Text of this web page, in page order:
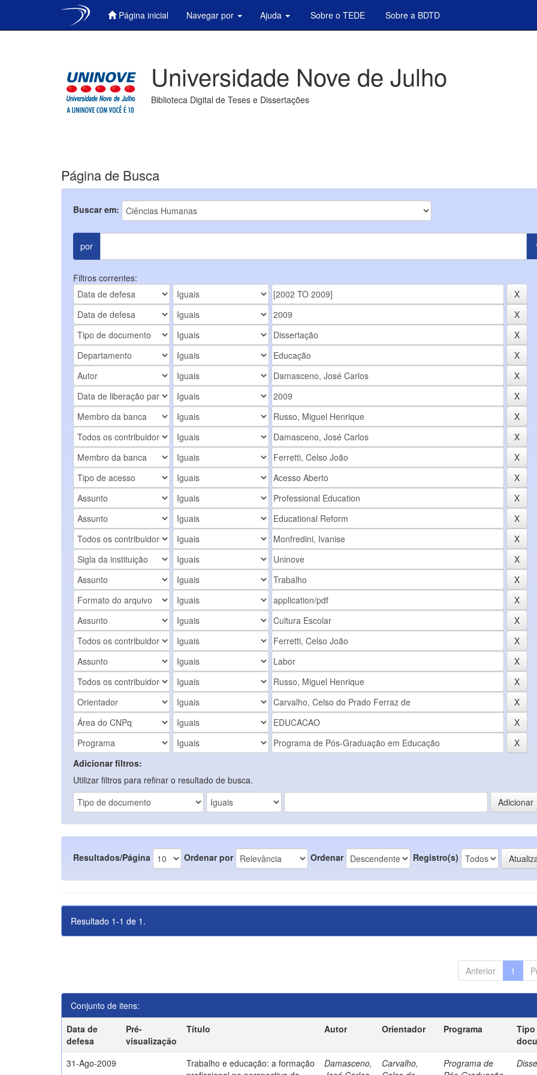
Página inicial Navegar por Ajuda Sobre o TEDE Sobre a BDTD
Universidade Nove de Julho
Biblioteca Digital de Teses e Dissertações
Página de Busca
Buscar em:
por
Filtros correntes:
Adicionar filtros:
Utilizar filtros para refinar o resultado de busca.
Resultados/Página Ordenar por Ordenar Registro(s)
Resultado 1-1 de 1.
Anterior 1
Conjunto de itens:
Data de
defesa
Pré-
visualização
Título Autor Orientador Programa
Tipo
31-Ago-2009
Trabalho e educação: a formação
Damasceno,
Carvalho,
Programa de